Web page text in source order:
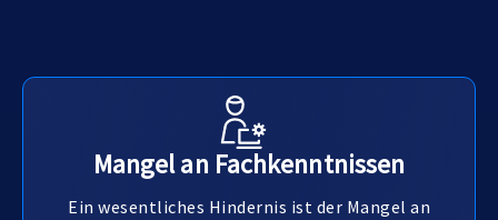
Mangel an Fachkenntnissen
Ein wesentliches Hindernis ist der Mangel an